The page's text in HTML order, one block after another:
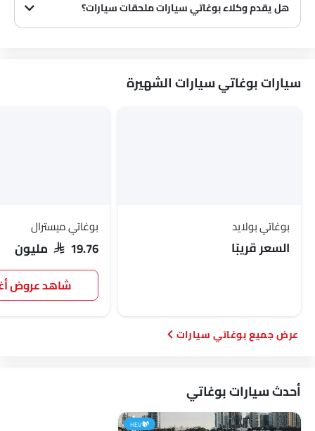
شاومي ديبال ج إم سي آي كور
فورثينج بولستار
هل يقدم وكلاء بوغاتي سيارات ملحقات سيارات؟
سيارات بوغاتي سيارات الشهيرة
بوغاتي بولايد
السعر قريبًا
بوغاتي ميسترال
SAR 19.76 مليون
شاهد عروض
بوغاتي سيارات
أحدث سيارات بوغاتي
HEV